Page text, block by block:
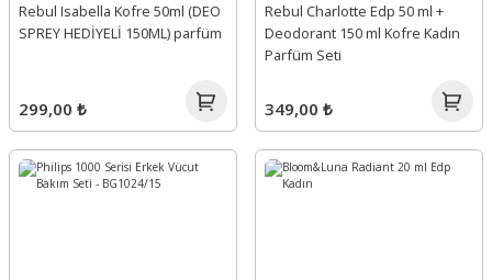
Rebul Isabella Kofre 50ml (DEO
SPREY HEDİYELİ 150ML) parfüm
299,00 ₺
Rebul Charlotte Edp 50 ml +
Deodorant 150 ml Kofre Kadın
Parfüm Seti
349,00 ₺